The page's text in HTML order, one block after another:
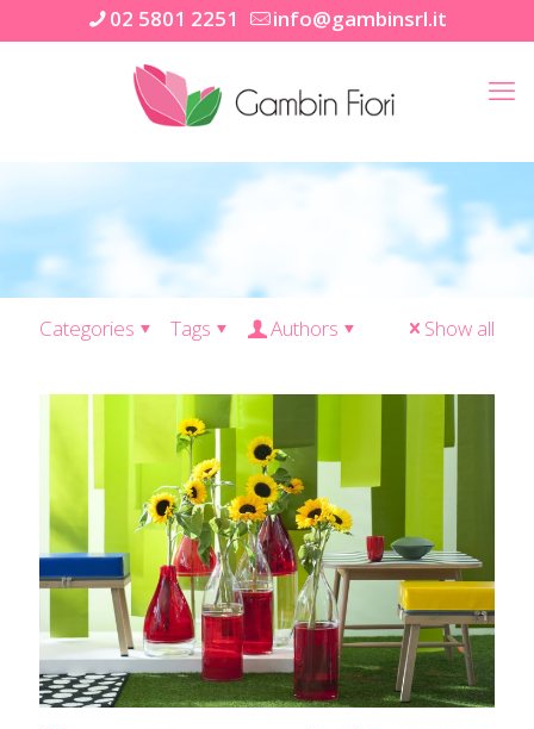
02 5801 2251 info@gambinsrl.it
Categories Tags Authors Show all